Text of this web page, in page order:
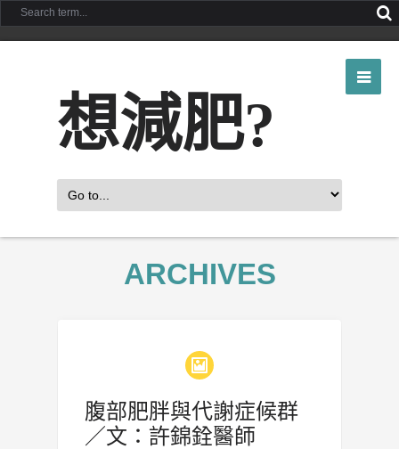
想減肥?
ARCHIVES
腹部肥胖與代謝症候群
／文：許錦銓醫師